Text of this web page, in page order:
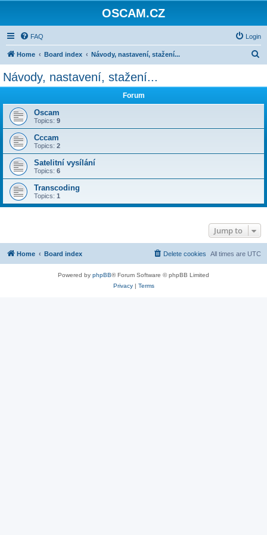
OSCAM.CZ
FAQ Login
Home Board index Návody, nastavení, stažení...
Návody, nastavení, stažení...
Forum
Oscam
Topics: 9
Cccam
Topics: 2
Satelitní vysílání
Topics: 6
Transcoding
Topics: 1
Jump to
Home Board index All times are UTC
Delete cookies
Powered by phpBB® Forum Software © phpBB Limited
Privacy| Terms